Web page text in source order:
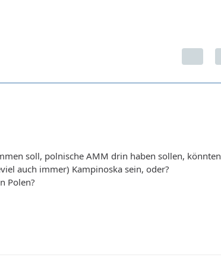
soll, polnische AMM drin haben sollen, könnten
auch immer) Kampinoska sein, oder?
Polen?